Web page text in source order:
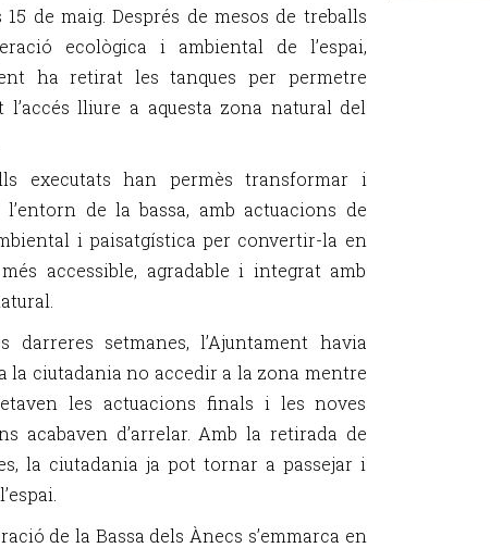
15 de maig. Després de mesos de treballs
ecològica i ambiental de l’espai,
ha retirat les tanques per permetre
l’accés lliure a aquesta zona natural del
executats han permès transformar i
l’entorn de la bassa, amb actuacions de
i paisatgística per convertir-la en
accessible, agradable i integrat amb
darreres setmanes, l’Ajuntament havia
la ciutadania no accedir a la zona mentre
les actuacions finals i les noves
acabaven d’arrelar. Amb la retirada de
la ciutadania ja pot tornar a passejar i
de la Bassa dels Ànecs s’emmarca en